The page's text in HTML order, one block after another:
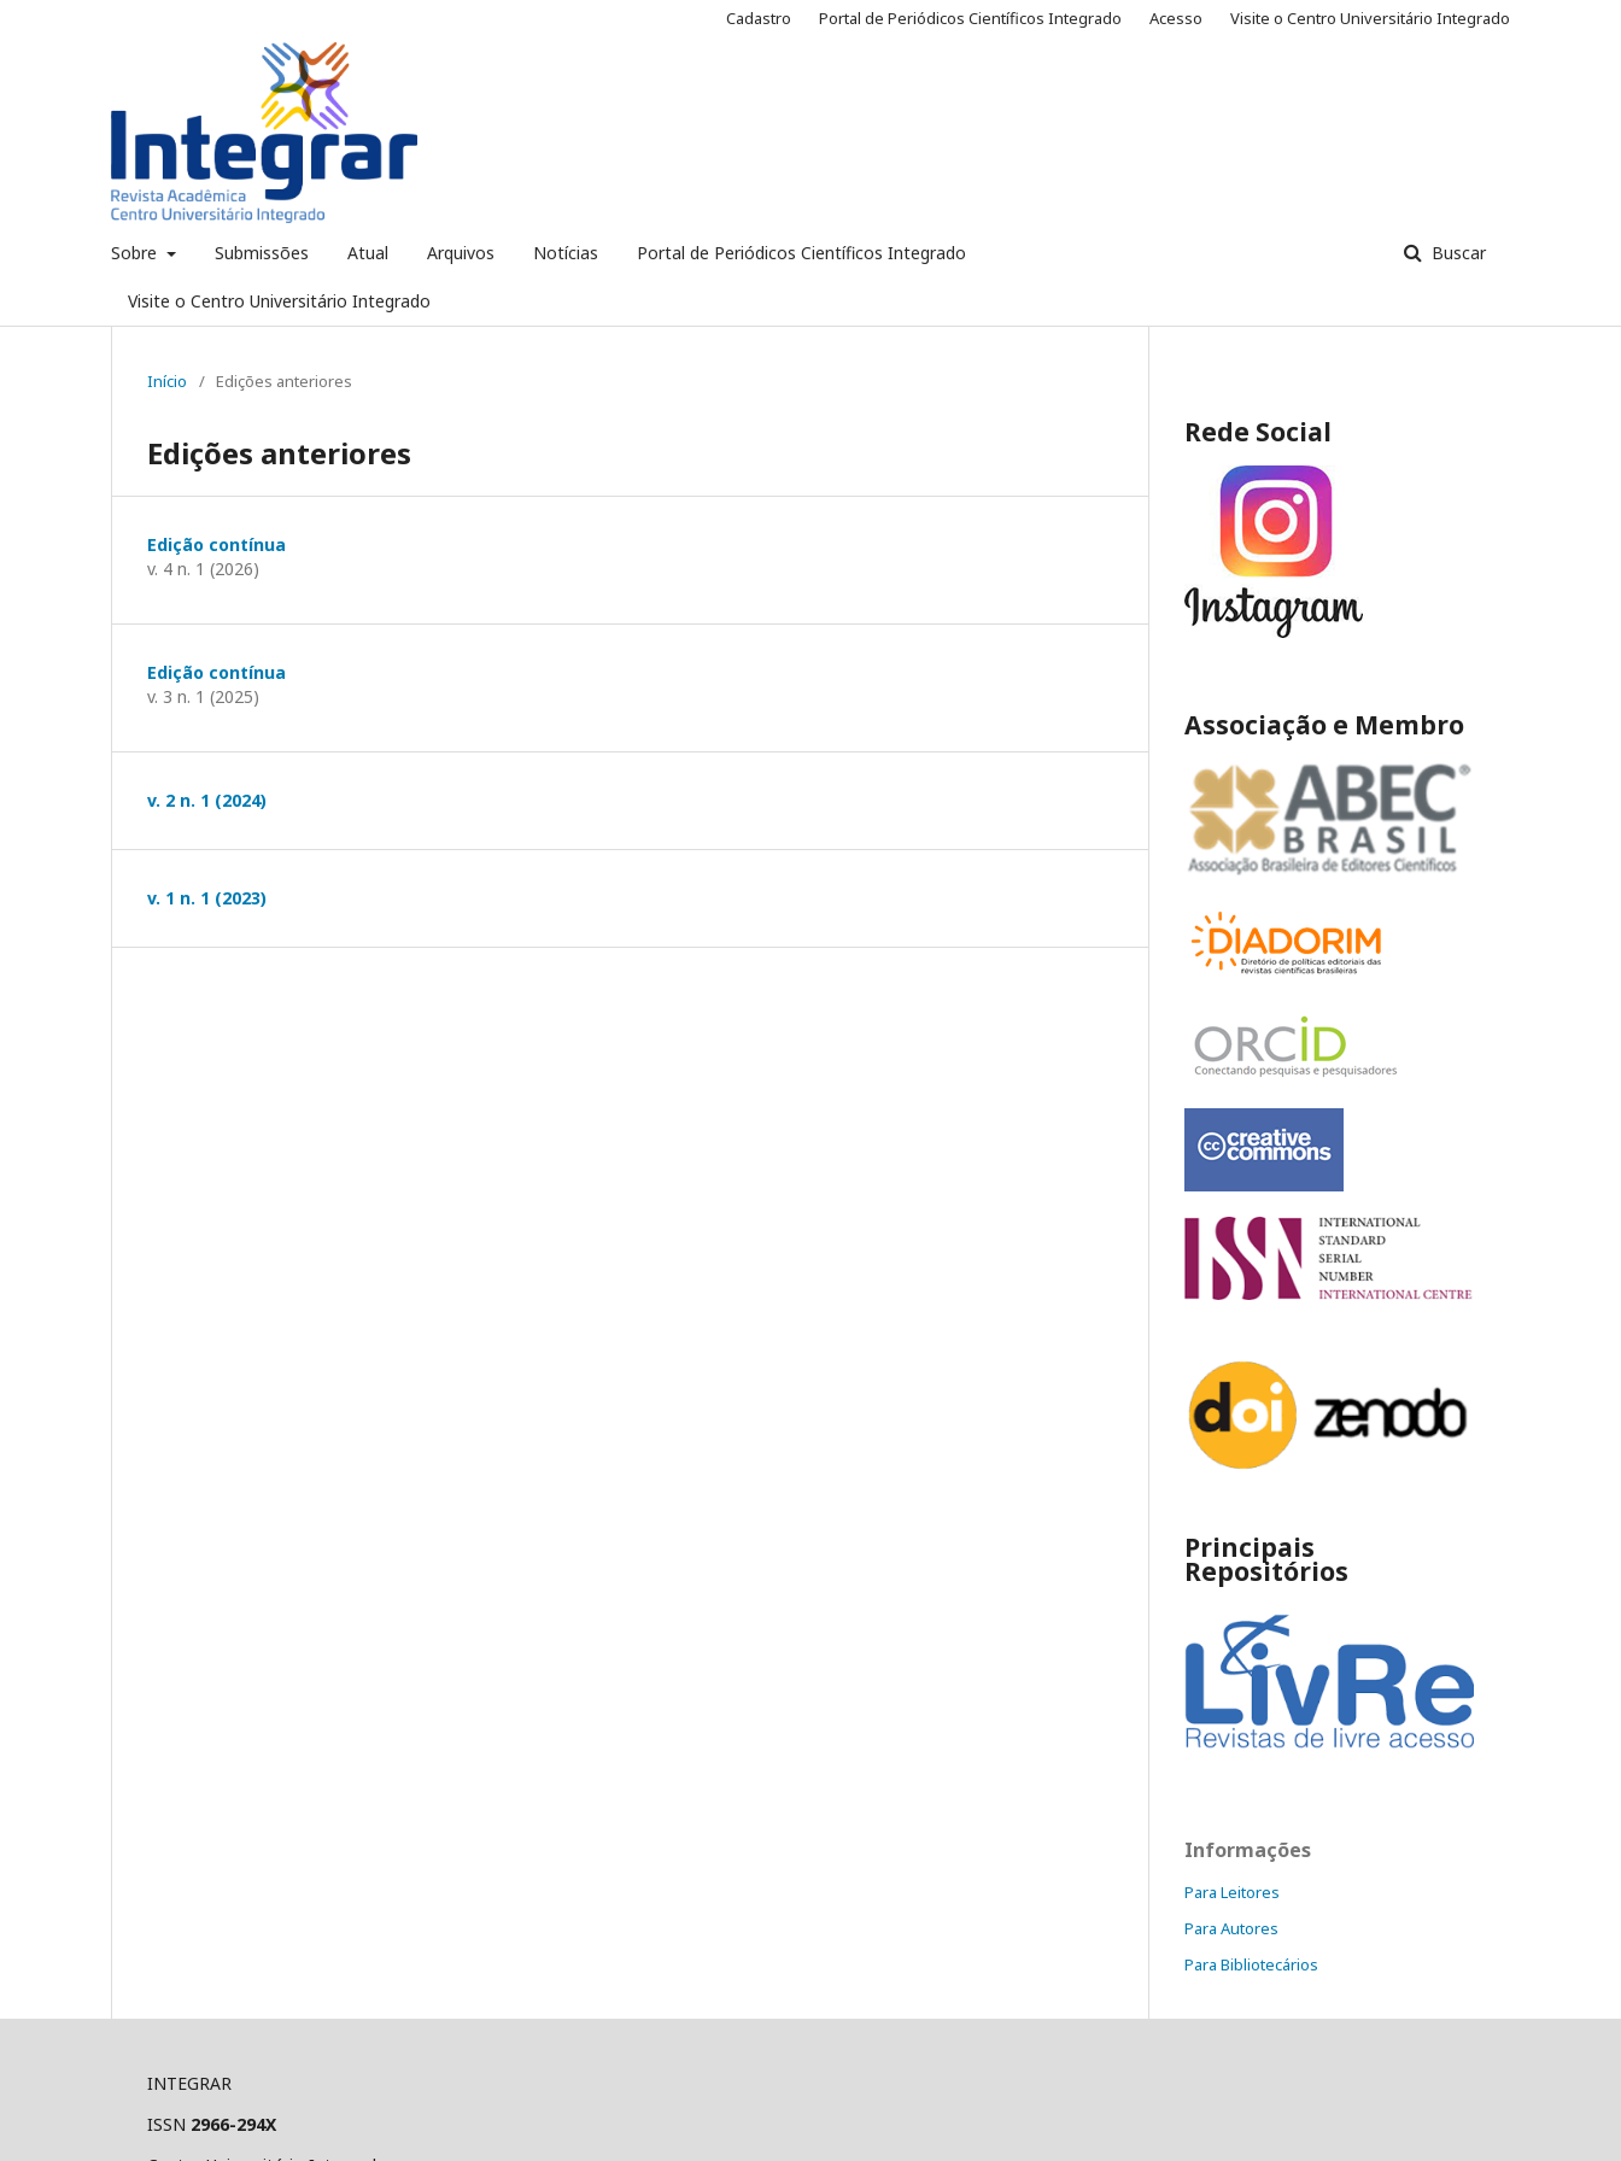
Sobre Submissões Atual Arquivos Notícias Portal de Periódicos Científicos Integrado
Visite o Centro Universitário Integrado
Buscar
Cadastro Portal de Periódicos Científicos Integrado Acesso Visite o Centro Universitário Integrado
Início / Edições anteriores
Edições anteriores
Edição contínua
v. 4 n. 1 (2026)
Edição contínua
v. 3 n. 1 (2025)
v. 2 n. 1 (2024)
v. 1 n. 1 (2023)
Rede Social
Associação e Membro
Principais
Repositórios
Informações
Para Leitores
Para Autores
Para Bibliotecários
INTEGRAR
ISSN 2966-294X